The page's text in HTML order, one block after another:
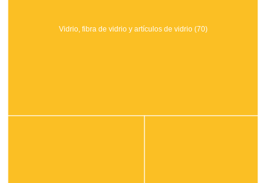
Vidrio, fibra de vidrio y artículos de vidrio (70)